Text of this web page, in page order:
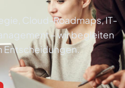
Cloud-Roadmaps, IT-
– wir begleiten
Entscheidungen.